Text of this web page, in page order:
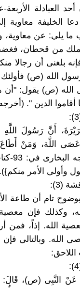
أحد العبادلة
دعا الخليفة
ما يلي: عن معاوية،
من قحطان، فغضب
بلغنى أن رجالا
الله (ص) فأولئك
(ص) يقول: "أن هذا
أقاموا الدين ".
‏أَنَّ رَسُولَ
اللَّهَ، وَمَنْ
وأولى الأمر منكم}).
(3):
بوضوح تام أن طاعة
وكذلك فإن
الله. إذاً، فمن
الله. وبالتالى
اللاحق:
عَنْ النَّبِى ‏‏(ص)،